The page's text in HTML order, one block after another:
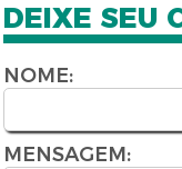
DEIXE SEU
NOME:
MENSAGEM: